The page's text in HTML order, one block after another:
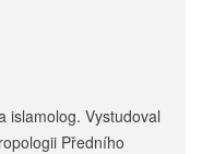
islamolog. Vystudoval
Předního